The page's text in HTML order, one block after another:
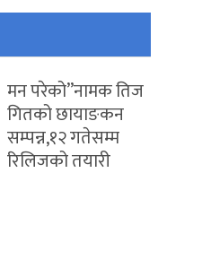
मन परेको”नामक तिज
गितको छायाङकन
सम्पन्न,१२ गतेसम्म
रिलिजको तयारी